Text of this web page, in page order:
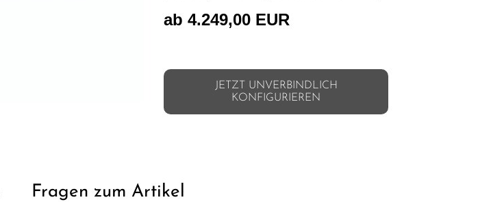
ab 4.249,00 EUR
JETZT UNVERBINDLICH
KONFIGURIEREN
Fragen zum Artikel